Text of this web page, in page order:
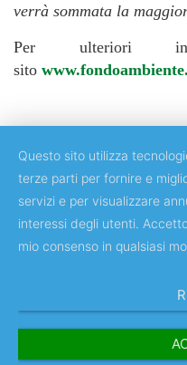
verrà sommata la
Per ulteriori
sito
Copyright © 2018 Università
Questo sito utilizza
terze parti per fornire e
servizi e per visualizzare
interessi degli utenti.
mio consenso in qualsiasi